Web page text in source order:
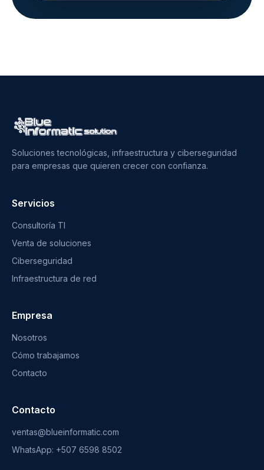
Soluciones tecnológicas, infraestructura y ciberseguridad
para empresas que quieren crecer con confianza.
Servicios
Consultoría TI
Venta de soluciones
Ciberseguridad
Infraestructura de red
Empresa
Nosotros
Cómo trabajamos
Contacto
Contacto
ventas@blueinformatic.com
WhatsApp: +507 6598 8502